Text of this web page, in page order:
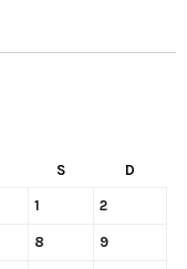
S D
1 2
8 9